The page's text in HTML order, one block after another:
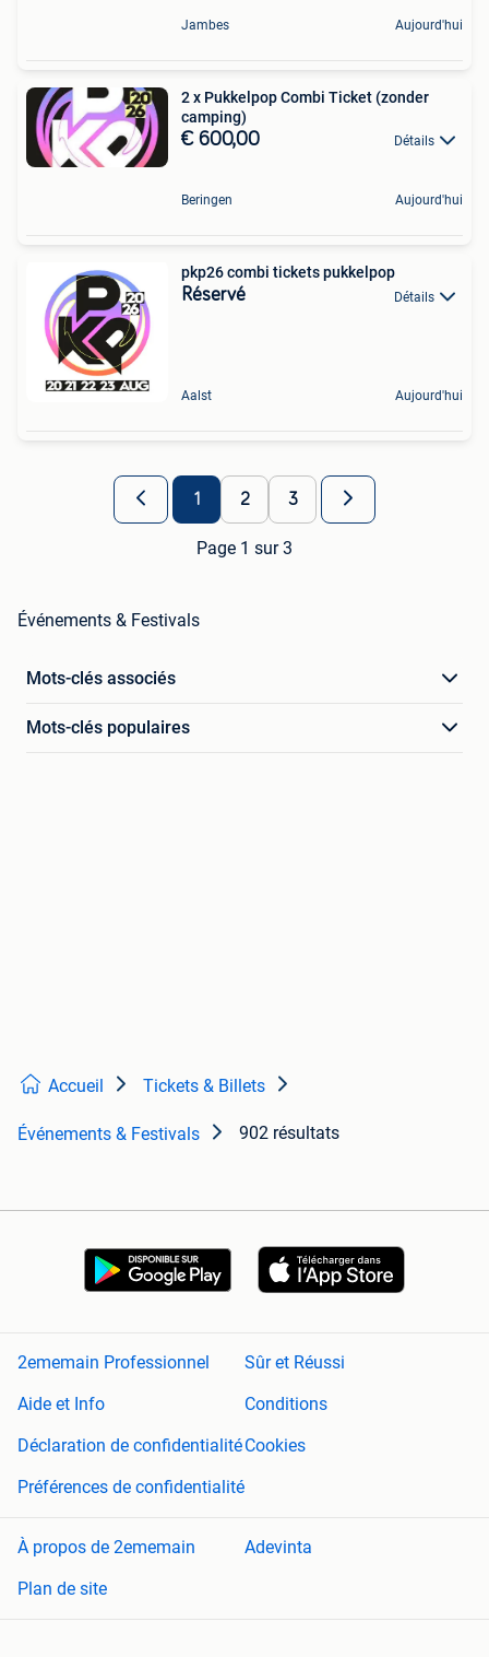
Jambes Aujourd'hui
2 x Pukkelpop Combi Ticket (zonder
camping)
€ 600,00 Détails
Beringen Aujourd'hui
pkp26 combi tickets pukkelpop
Réservé Détails
Aalst Aujourd'hui
1 2 3
Page 1 sur 3
Événements & Festivals
Mots-clés associés
Mots-clés populaires
Accueil Tickets & Billets
Événements & Festivals 902 résultats
2ememain Professionnel
Sûr et Réussi
Aide et Info
Conditions
Déclaration de confidentialitéCookies
Préférences de confidentialité
À propos de 2ememain
Adevinta
Plan de site